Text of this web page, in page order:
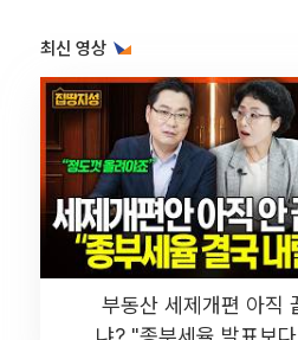
최신 영상
부동산 세제개편 아직